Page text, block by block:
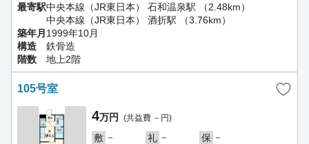
最寄駅中央本線（JR東日本） 石和温泉駅 （2.48km）
中央本線（JR東日本） 酒折駅 （3.76km）
築年月1999年10月
構造
鉄骨造
階数
地上2階
105号室
4万円 (共益費 －円)
敷 － 礼 － 保 －